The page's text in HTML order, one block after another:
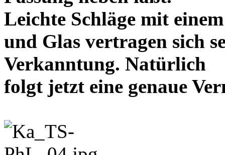
Leichte Schläge mit
und Glas vertragen sich
Verkanntung. Natürlich
folgt jetzt eine genaue